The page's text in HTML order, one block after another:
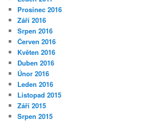
Prosinec 2016
Září 2016
Srpen 2016
Červen 2016
Květen 2016
Duben 2016
Únor 2016
Leden 2016
Listopad 2015
Září 2015
Srpen 2015